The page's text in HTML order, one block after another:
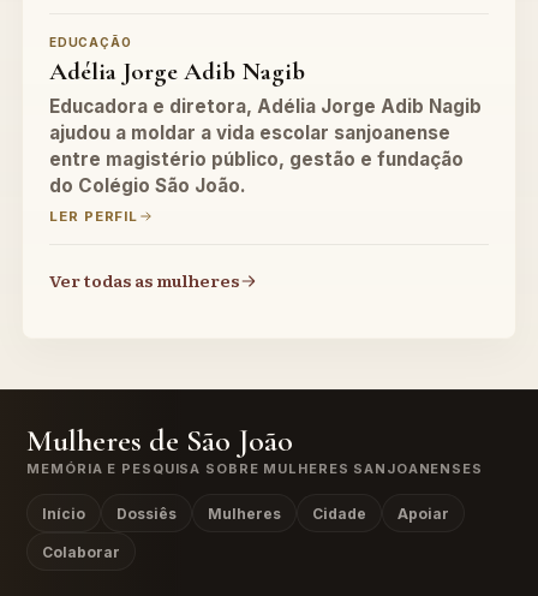
EDUCAÇÃO
Adélia Jorge Adib Nagib
Educadora e diretora, Adélia Jorge Adib Nagib
ajudou a moldar a vida escolar sanjoanense
entre magistério público, gestão e fundação
do Colégio São João.
LER PERFIL
Ver todas as mulheres
Mulheres de São João
MEMÓRIA E PESQUISA SOBRE MULHERES SANJOANENSES
Início Dossiês Mulheres Cidade Apoiar
Colaborar